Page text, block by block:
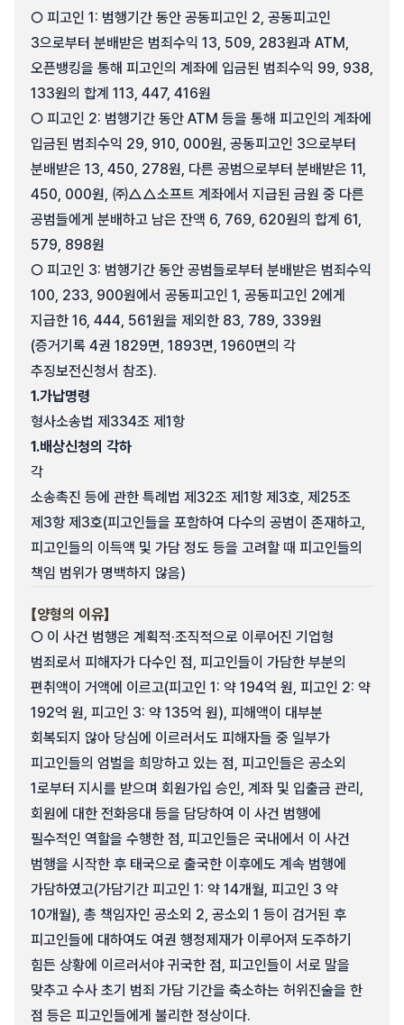
○ 피고인 1: 범행기간 동안 공동피고인 2, 공동피고인
3으로부터 분배받은 범죄수익 13, 509, 283원과 ATM,
오픈뱅킹을 통해 피고인의 계좌에 입금된 범죄수익 99, 938,
133원의 합계 113, 447, 416원
○ 피고인 2: 범행기간 동안 ATM 등을 통해 피고인의 계좌에
입금된 범죄수익 29, 910, 000원, 공동피고인 3으로부터
분배받은 13, 450, 278원, 다른 공범으로부터 분배받은 11,
450, 000원, ㈜△△소프트 계좌에서 지급된 금원 중 다른
공범들에게 분배하고 남은 잔액 6, 769, 620원의 합계 61,
579, 898원
○ 피고인 3: 범행기간 동안 공범들로부터 분배받은 범죄수익
100, 233, 900원에서 공동피고인 1, 공동피고인 2에게
지급한 16, 444, 561원을 제외한 83, 789, 339원
(증거기록 4권 1829면, 1893면, 1960면의 각
추징보전신청서 참조).
1.가납명령
형사소송법 제334조 제1항
1.배상신청의 각하
각
소송촉진 등에 관한 특례법 제32조 제1항 제3호, 제25조
제3항 제3호(피고인들을 포함하여 다수의 공범이 존재하고,
피고인들의 이득액 및 가담 정도 등을 고려할 때 피고인들의
책임 범위가 명백하지 않음)
【양형의 이유】
○ 이 사건 범행은 계획적·조직적으로 이루어진 기업형
범죄로서 피해자가 다수인 점, 피고인들이 가담한 부분의
편취액이 거액에 이르고(피고인 1: 약 194억 원, 피고인 2: 약
192억 원, 피고인 3: 약 135억 원), 피해액이 대부분
회복되지 않아 당심에 이르러서도 피해자들 중 일부가
피고인들의 엄벌을 희망하고 있는 점, 피고인들은 공소외
1로부터 지시를 받으며 회원가입 승인, 계좌 및 입출금 관리,
회원에 대한 전화응대 등을 담당하여 이 사건 범행에
필수적인 역할을 수행한 점, 피고인들은 국내에서 이 사건
범행을 시작한 후 태국으로 출국한 이후에도 계속 범행에
가담하였고(가담기간 피고인 1: 약 14개월, 피고인 3 약
10개월), 총 책임자인 공소외 2, 공소외 1 등이 검거된 후
피고인들에 대하여도 여권 행정제재가 이루어져 도주하기
힘든 상황에 이르러서야 귀국한 점, 피고인들이 서로 말을
맞추고 수사 초기 범죄 가담 기간을 축소하는 허위진술을 한
점 등은 피고인들에게 불리한 정상이다.